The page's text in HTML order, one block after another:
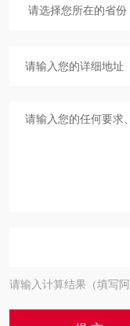
请输入计算结果（填写